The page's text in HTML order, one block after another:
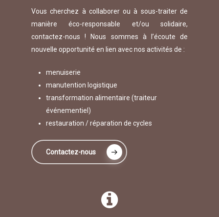
Vous cherchez à collaborer ou à sous-traiter de
manière éco-responsable et/ou solidaire,
contactez-nous ! Nous sommes à l’écoute de
nouvelle opportunité en lien avec nos activités de :
menuiserie
manutention logistique
transformation alimentaire (traiteur
événementiel)
restauration / réparation de cycles
Contactez-nous